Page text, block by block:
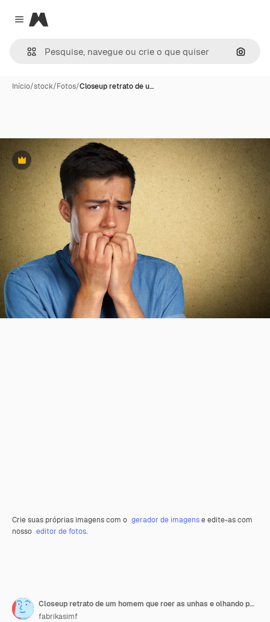
Close menu
Magnific
Início/stock/Fotos/Closeup retrato de u…
Premium
Crie suas próprias imagens com o gerador de imagense edite-as com
nosso editor de fotos.
Closeup retrato de um homem que roer as unhas e olhando para a câmera
fabrikasimf